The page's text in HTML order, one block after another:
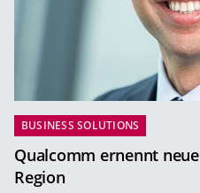
BUSINESS SOLUTIONS
Qualcomm ernennt
Region